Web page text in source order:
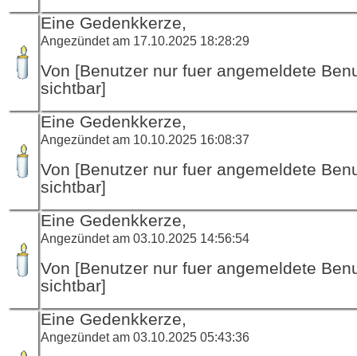
Eine Gedenkkerze,
Angezündet am 17.10.2025 18:28:29
Von [Benutzer nur fuer angemeldete
sichtbar]
Eine Gedenkkerze,
Angezündet am 10.10.2025 16:08:37
Von [Benutzer nur fuer angemeldete
sichtbar]
Eine Gedenkkerze,
Angezündet am 03.10.2025 14:56:54
Von [Benutzer nur fuer angemeldete
sichtbar]
Eine Gedenkkerze,
Angezündet am 03.10.2025 05:43:36